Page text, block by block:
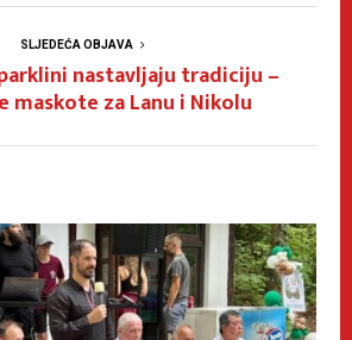
SLJEDEĆA OBJAVA
nastavljaju tradiciju –
maskote za Lanu i Nikolu